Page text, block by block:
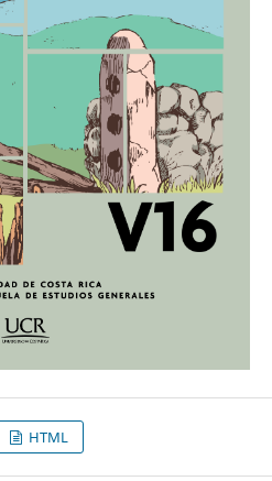
HTML